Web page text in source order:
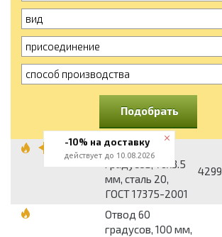
вид
присоединение
способ производства
Подобрать
Отвод 60
градусов, 76x3.5
мм, сталь 20,
ГОСТ 17375-2001
4299
Отвод 60
градусов, 100 мм,
-10% на доставку
действует до 10.08.2026